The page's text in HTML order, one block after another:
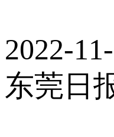
2022-
东莞日